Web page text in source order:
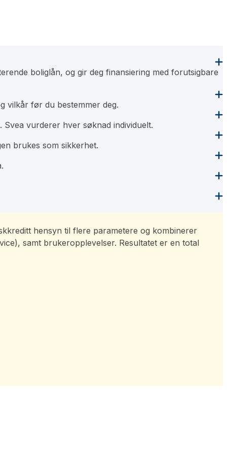
boliglån, og gir deg finansiering med forutsigbare
vilkår før du bestemmer deg.
vurderer hver søknad individuelt.
brukes som sikkerhet.
hensyn til flere parametere og kombinerer
samt brukeropplevelser. Resultatet er en total